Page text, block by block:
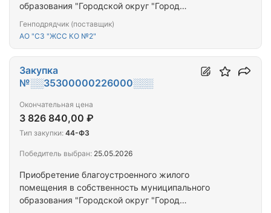
образования "Городской округ "Город
переселяемым из аварийного жилищного фонда
Генподрядчик (поставщик)
АО "СЗ "ЖСС КО №2"
Приобретение благоустроенного жилого
помещения в собственность муниципального
образования "Городской округ "Город
Закупка
№░░35300000226000░░░
Окончательная цена
3 826 840,00 ₽
Тип закупки: 44-ФЗ
Победитель выбран: 25.05.2026